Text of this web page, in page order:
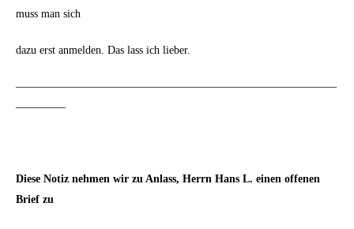
muss man sich
dazu erst anmelden. Das lass ich lieber.
—————————————————————————————
————–
Diese Notiz nehmen wir zu Anlass, Herrn Hans L. einen offenen
Brief zu